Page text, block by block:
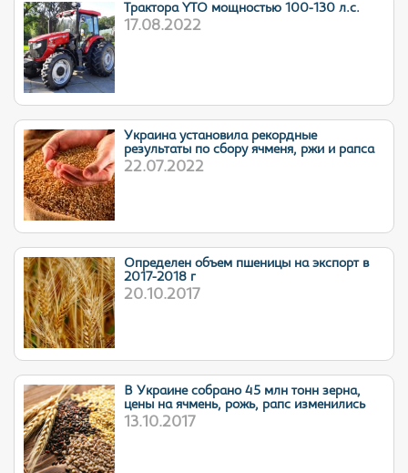
Трактора YTO мощностью 100-130 л.с.
17.08.2022
Украина установила рекордные
результаты по сбору ячменя, ржи и рапса
22.07.2022
Определен объем пшеницы на экспорт в
2017-2018 г
20.10.2017
В Украине собрано 45 млн тонн зерна,
цены на ячмень, рожь, рапс изменились
13.10.2017